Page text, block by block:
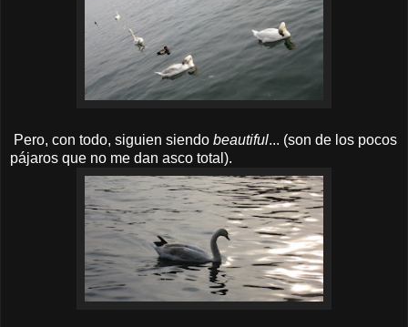
Pero, con todo, siguien siendo beautiful... (son de los pocos
pájaros que no me dan asco total).